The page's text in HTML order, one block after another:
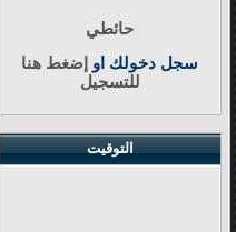
حائطي
سجل دخولك او إضغط هنا
للتسجيل
التوقيت